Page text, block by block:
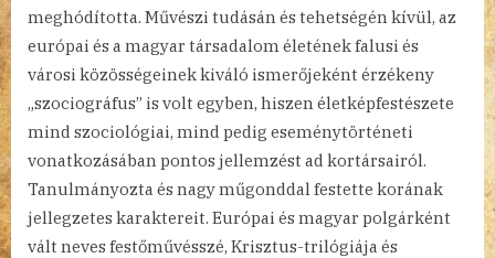
meghódította. Művészi tudásán és tehetségén kívül, az
európai és a magyar társadalom életének falusi és
városi közösségeinek kiváló ismerőjeként érzékeny
„szociográfus” is volt egyben, hiszen életképfestészete
mind szociológiai, mind pedig eseménytörténeti
vonatkozásában pontos jellemzést ad kortársairól.
Tanulmányozta és nagy műgonddal festette korának
jellegzetes karaktereit. Európai és magyar polgárként
vált neves festőművésszé, Krisztus-trilógiája és